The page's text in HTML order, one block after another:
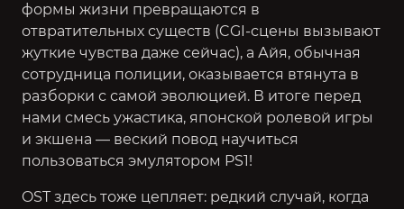
формы жизни превращаются в
отвратительных существ (CGI-сцены вызывают
жуткие чувства даже сейчас), а Айя, обычная
сотрудница полиции, оказывается втянута в
разборки с самой эволюцией. В итоге перед
нами смесь ужастика, японской ролевой игры
и экшена — веский повод научиться
пользоваться эмулятором PS1!
OST здесь тоже цепляет: редкий случай, когда